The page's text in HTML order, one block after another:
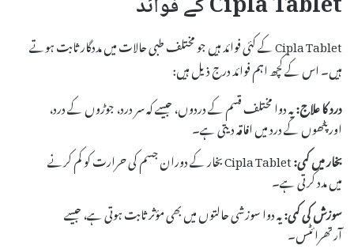
Cipla Tablet کے کئی فوائد ہیں جو مختلف طبی حالات میں مددگار ثابت ہوتے
ہیں۔ اس کے کچھ اہم فوائد درج ذیل ہیں:
درد کا علاج:یہ دوا مختلف قسم کے دردوں، جیسے کہ سر درد، جوڑوں کے درد،
اور پٹھوں کے درد میں افاقہ دیتی ہے۔
بخار میں کمی:
Cipla Tablet بخار کے دوران جسم کی حرارت کو کم کرنے
میں مدد کرتی ہے۔
سوزش کی کمی:یہ دوا سوزشی حالتوں میں بھی مؤثر ثابت ہوتی ہے، جیسے
آرتھرائٹس۔